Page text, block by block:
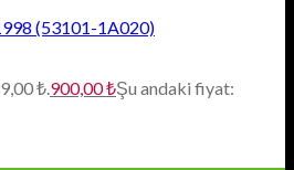
(53101-1A020)
₺.900,00₺Şu andaki fiyat: